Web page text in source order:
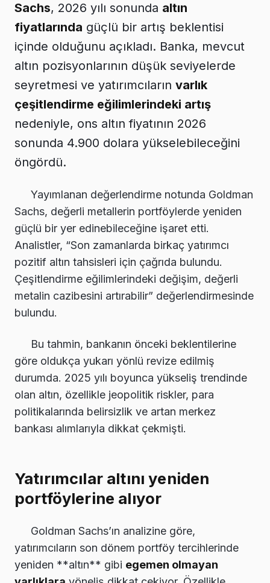
Sachs, 2026 yılı sonunda altın
fiyatlarında güçlü bir artış beklentisi
içinde olduğunu açıkladı. Banka, mevcut
altın pozisyonlarının düşük seviyelerde
seyretmesi ve yatırımcıların varlık
çeşitlendirme eğilimlerindeki artış
nedeniyle, ons altın fiyatının 2026
sonunda 4.900 dolara yükselebileceğini
öngördü.
Yayımlanan değerlendirme notunda Goldman
Sachs, değerli metallerin portföylerde yeniden
güçlü bir yer edinebileceğine işaret etti.
Analistler, “Son zamanlarda birkaç yatırımcı
pozitif altın tahsisleri için çağrıda bulundu.
Çeşitlendirme eğilimlerindeki değişim, değerli
metalin cazibesini artırabilir” değerlendirmesinde
bulundu.
Bu tahmin, bankanın önceki beklentilerine
göre oldukça yukarı yönlü revize edilmiş
durumda. 2025 yılı boyunca yükseliş trendinde
olan altın, özellikle jeopolitik riskler, para
politikalarında belirsizlik ve artan merkez
bankası alımlarıyla dikkat çekmişti.
Yatırımcılar altını yeniden
portföylerine alıyor
Goldman Sachs’ın analizine göre,
yatırımcıların son dönem portföy tercihlerinde
yeniden **altın** gibi egemen olmayan